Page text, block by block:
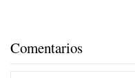
Comentarios